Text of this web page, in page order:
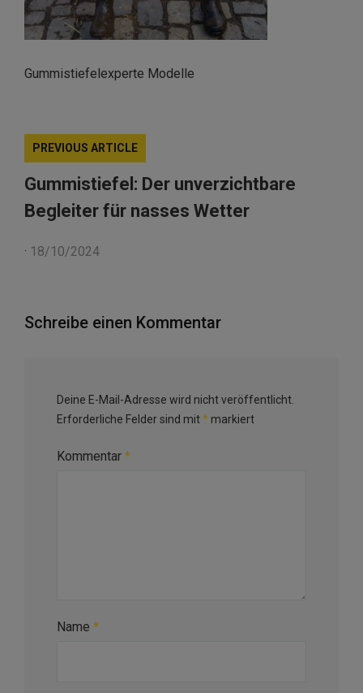
Gummistiefelexperte Modelle
PREVIOUS ARTICLE
Gummistiefel: Der unverzichtbare
Begleiter für nasses Wetter
· 18/10/2024
Schreibe einen Kommentar
Deine E-Mail-Adresse wird nicht veröffentlicht.
Erforderliche Felder sind mit* markiert
Kommentar *
Name *